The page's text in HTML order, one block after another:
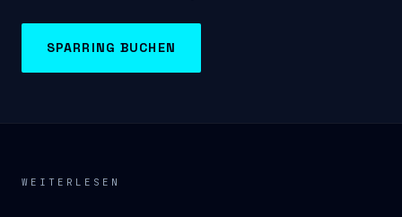
SPARRING BUCHEN
WEITERLESEN